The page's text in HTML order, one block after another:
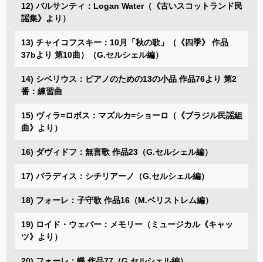
12) バルサンティ：Logan Water（《古いスコットランド民
謡集》より）
13) チャイコフスキー：10月「秋の歌」（《四季》 作品
37bより 第10曲）（G.セルシェル編）
14) シベリウス：ピアノのための13の小品 作品76より 第2
番：練習曲
15) ヴィラ=ロボス：マズルカ=ショーロ（《ブラジル民謡組
曲》より）
16) ダヴィドフ：無言歌 作品23（G.セルシェル編）
17) パラディス：シチリアーノ（G.セルシェル編）
18) フォーレ：子守歌 作品16（M.ベリストレム編）
19) ロイド・ウェバー：メモリー（ミュージカル《キャッ
ツ》より）